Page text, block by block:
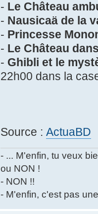
- Le Château
- Nausicaä de la
- Princesse
- Le Château
- Ghibli et le
22h00 dans la
Source : ActuaBD
- ... M'enfin, tu veux
ou NON !
- NON !!
- M'enfin, c'est pas